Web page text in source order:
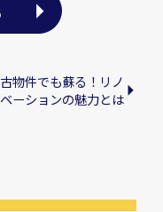
物件でも蘇る！リノ
ベーションの魅力とは